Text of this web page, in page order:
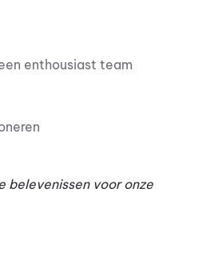
enthousiast team
belevenissen voor onze